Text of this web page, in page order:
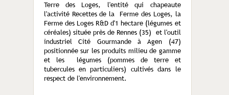
Terre des Loges, l'entité qui chapeaute
l'activité Recettes de la Ferme des Loges, la
Ferme des Loges R&D d'1 hectare (légumes et
céréales) située près de Rennes (35) et l'outil
industriel Cité Gourmande à Agen (47)
positionnée sur les produits milieu de gamme
et les légumes (pommes de terre et
tubercules en particuliers) cultivés dans le
respect de l'environnement.